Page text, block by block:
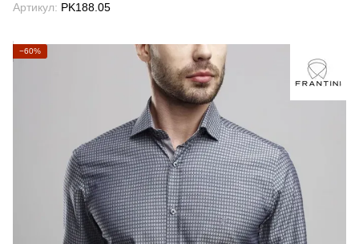
Артикул: PK188.05
−60%